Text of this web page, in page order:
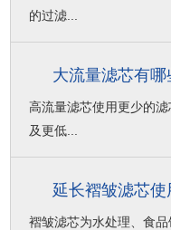
的过滤...
大流量滤芯有哪
高流量滤芯使用更少的
及更低...
延长褶皱滤芯
褶皱滤芯为水处理、食